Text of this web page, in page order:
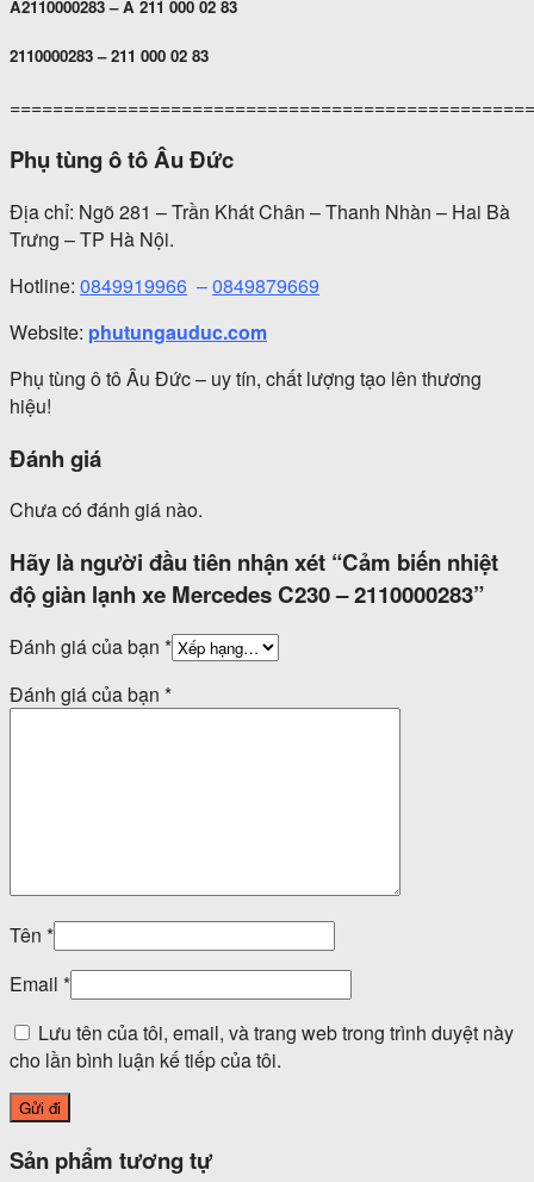
A2110000283 – A 211 000 02 83
2110000283 – 211 000 02 83
Phụ tùng ô tô Âu Đức
Địa chỉ: Ngõ 281 – Trần Khát Chân – Thanh Nhàn – Hai Bà
Trưng – TP Hà Nội.
Hotline: 0849919966 –0849879669
Website: phutungauduc.com
Phụ tùng ô tô Âu Đức – uy tín, chất lượng tạo lên thương
hiệu!
Đánh giá
Chưa có đánh giá nào.
Hãy là người đầu tiên nhận xét “Cảm biến nhiệt
độ giàn lạnh xe Mercedes C230 – 2110000283”
Đánh giá của bạn *
Đánh giá của bạn *
Tên *
Email *
Lưu tên của tôi, email, và trang web trong trình duyệt này
cho lần bình luận kế tiếp của tôi.
Sản phẩm tương tự